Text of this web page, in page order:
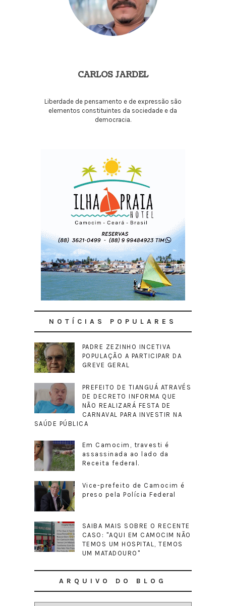
CARLOS JARDEL
Liberdade de pensamento e de expressão são
elementos constituintes da sociedade e da
democracia.
NOTÍCIAS POPULARES
PADRE ZEZINHO INCETIVA
POPULAÇÃO A PARTICIPAR DA
GREVE GERAL
PREFEITO DE TIANGUÁ ATRAVÉS
DE DECRETO INFORMA QUE
NÃO REALIZARÁ FESTA DE
CARNAVAL PARA INVESTIR NA
SAÚDE PÚBLICA
Em Camocim, travesti é
assassinada ao lado da
Receita federal.
Vice-prefeito de Camocim é
preso pela Polícia Federal
SAIBA MAIS SOBRE O RECENTE
CASO: "AQUI EM CAMOCIM NÃO
TEMOS UM HOSPITAL, TEMOS
UM MATADOURO"
ARQUIVO DO BLOG